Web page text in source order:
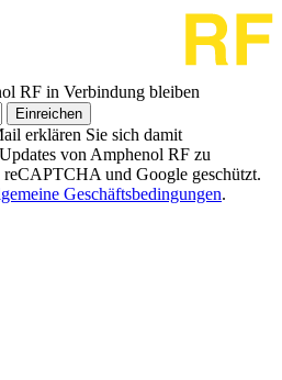
RF in Verbindung bleiben
Einreichen
erklären Sie sich damit
von Amphenol RF zu
reCAPTCHA und Google geschützt.
Geschäftsbedingungen.